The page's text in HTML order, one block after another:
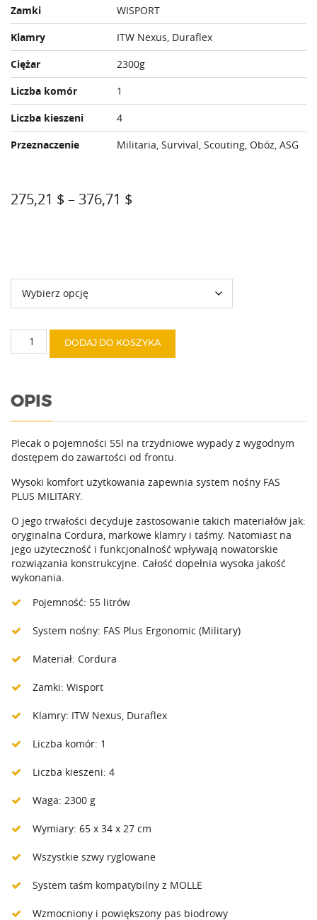
Zamki
WISPORT
Klamry
ITW Nexus, Duraflex
Ciężar
2300g
Liczba komór
1
Liczba kieszeni
4
Przeznaczenie
Militaria, Survival, Scouting, Obóz, ASG
275,21 $ – 376,71 $
do
Crafter
DODAJ DO KOSZYKA
OPIS
Plecak o pojemności 55l na trzydniowe wypady z wygodnym
dostępem do zawartości od frontu.
Wysoki komfort użytkowania zapewnia system nośny FAS
PLUS MILITARY.
O jego trwałości decyduje zastosowanie takich materiałów jak:
oryginalna Cordura, markowe klamry i taśmy. Natomiast na
jego użyteczność i funkcjonalność wpływają nowatorskie
rozwiązania konstrukcyjne. Całość dopełnia wysoka jakość
wykonania.
Pojemność: 55 litrów
System nośny: FAS Plus Ergonomic (Military)
Materiał: Cordura
Zamki: Wisport
Klamry: ITW Nexus, Duraflex
Liczba komór: 1
Liczba kieszeni: 4
Waga: 2300 g
Wymiary: 65 x 34 x 27 cm
Wszystkie szwy ryglowane
System taśm kompatybilny z MOLLE
Wzmocniony i powiększony pas biodrowy